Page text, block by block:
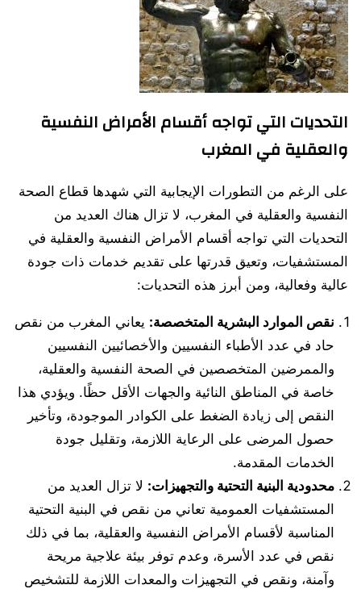
التحديات التي تواجه أقسام الأمراض النفسية
والعقلية في المغرب
على الرغم من التطورات الإيجابية التي شهدها قطاع الصحة
النفسية والعقلية في المغرب، لا تزال هناك العديد من
التحديات التي تواجه أقسام الأمراض النفسية والعقلية في
المستشفيات، وتعيق قدرتها على تقديم خدمات ذات جودة
عالية وفعالية، ومن أبرز هذه التحديات:
نقص الموارد البشرية المتخصصة: يعاني المغرب من نقص
حاد في عدد الأطباء النفسيين والأخصائيين النفسيين
والممرضين المتخصصين في الصحة النفسية والعقلية،
خاصة في المناطق النائية والجهات الأقل حظًا. ويؤدي هذا
النقص إلى زيادة الضغط على الكوادر الموجودة، وتأخير
حصول المرضى على الرعاية اللازمة، وتقليل جودة
الخدمات المقدمة.
محدودية البنية التحتية والتجهيزات: لا تزال العديد من
المستشفيات العمومية تعاني من نقص في البنية التحتية
المناسبة لأقسام الأمراض النفسية والعقلية، بما في ذلك
نقص في عدد الأسرة، وعدم توفر بيئة علاجية مريحة
وآمنة، ونقص في التجهيزات والمعدات اللازمة للتشخيص